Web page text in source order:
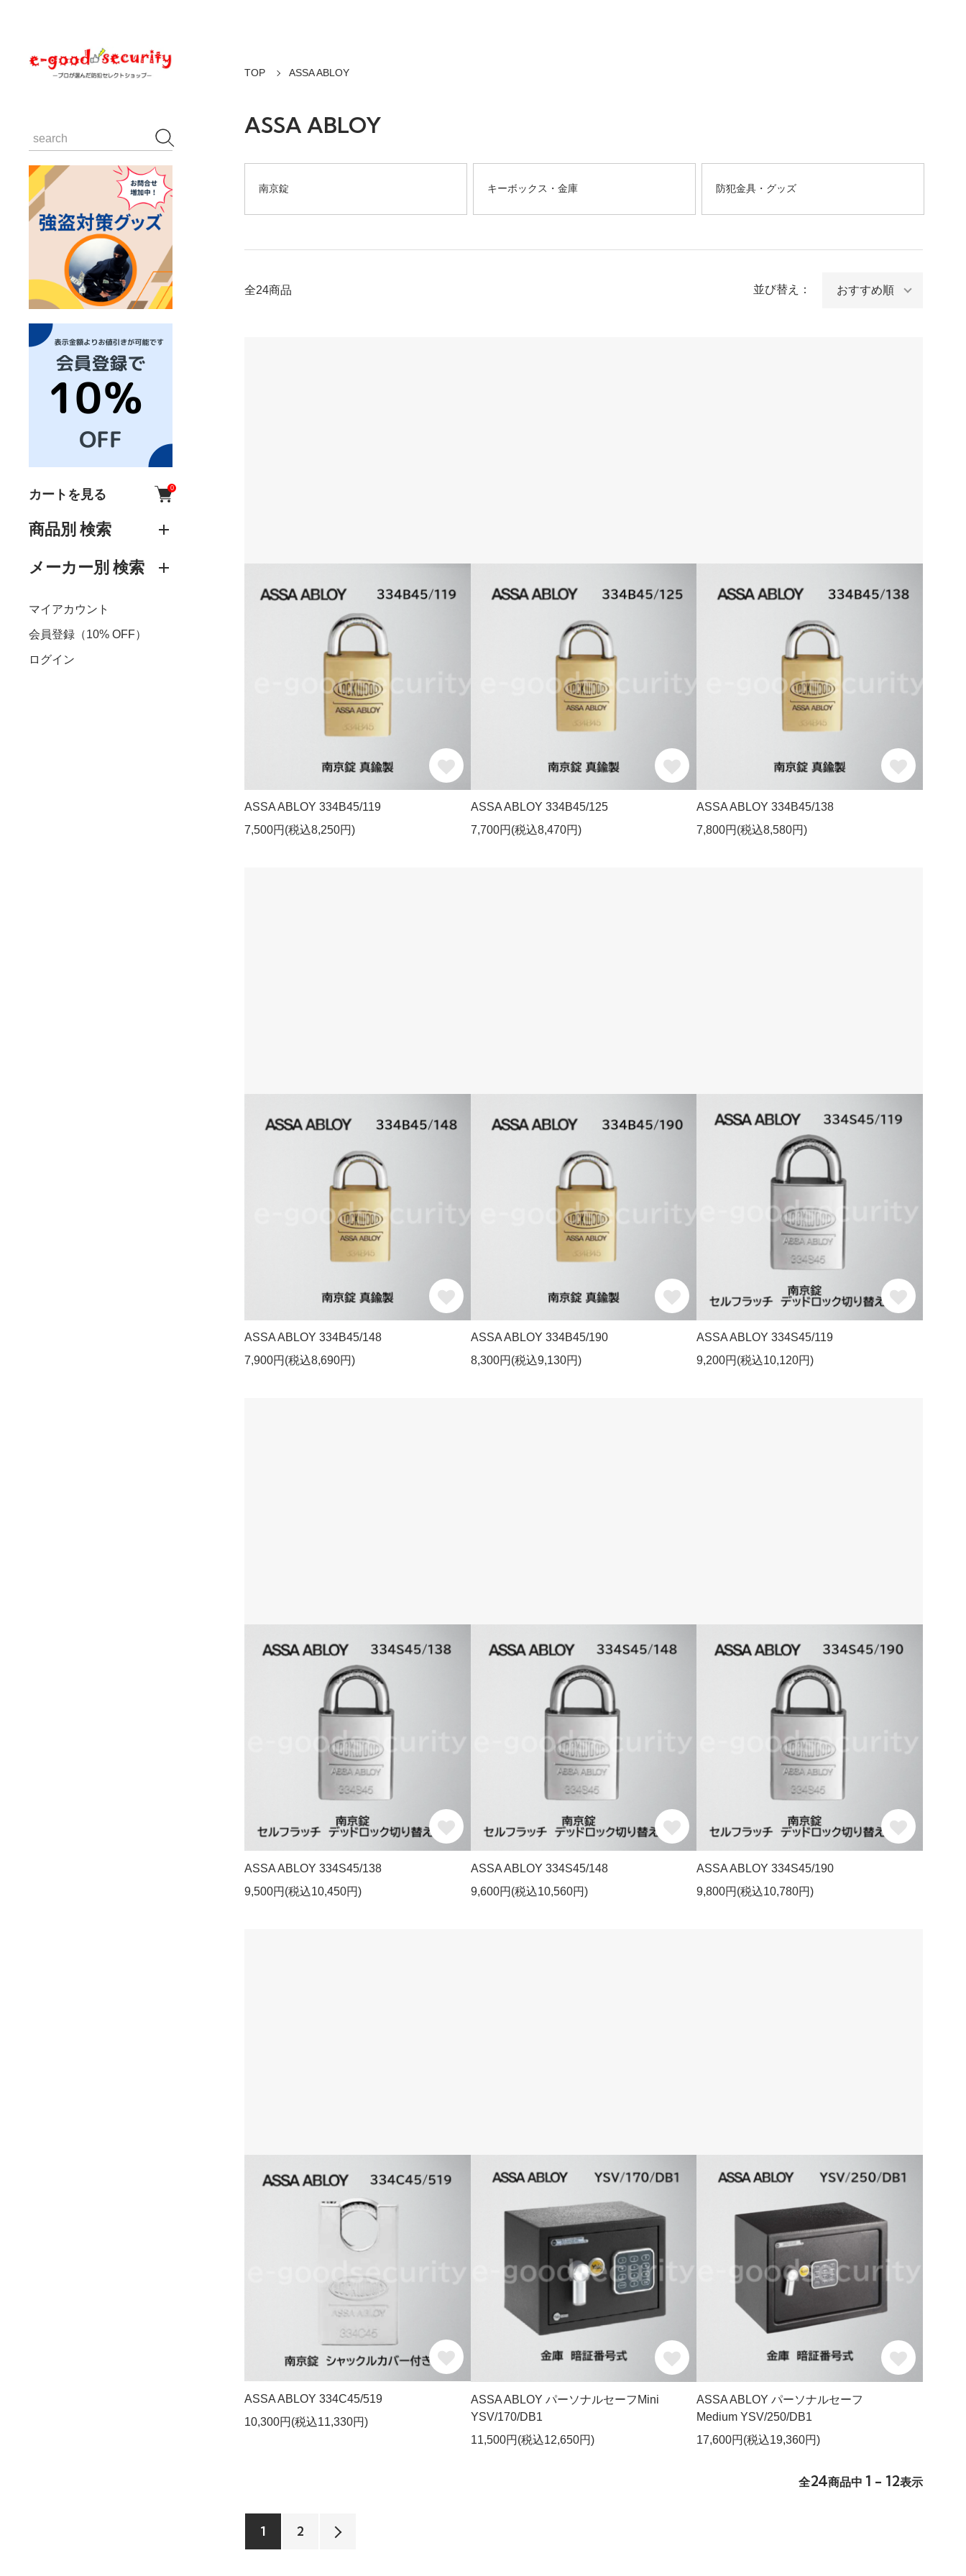
カートを見る 0
商品別 検索
メーカー別 検索
マイアカウント
会員登録（10% OFF）
ログイン
TOP ASSA ABLOY
ASSA ABLOY
南京錠 キーボックス・金庫 防犯金具・グッズ
全24商品 並び替え：
ASSA ABLOY 334B45/119
7,500円(税込8,250円)
ASSA ABLOY 334B45/125
7,700円(税込8,470円)
ASSA ABLOY 334B45/138
7,800円(税込8,580円)
ASSA ABLOY 334B45/148
7,900円(税込8,690円)
ASSA ABLOY 334B45/190
8,300円(税込9,130円)
ASSA ABLOY 334S45/119
9,200円(税込10,120円)
ASSA ABLOY 334S45/138
9,500円(税込10,450円)
ASSA ABLOY 334S45/148
9,600円(税込10,560円)
ASSA ABLOY 334S45/190
9,800円(税込10,780円)
ASSA ABLOY 334C45/519
10,300円(税込11,330円)
ASSA ABLOY パーソナルセーフMini
YSV/170/DB1
11,500円(税込12,650円)
ASSA ABLOY パーソナルセーフ
Medium YSV/250/DB1
17,600円(税込19,360円)
全24商品中 1 - 12表示
1 2